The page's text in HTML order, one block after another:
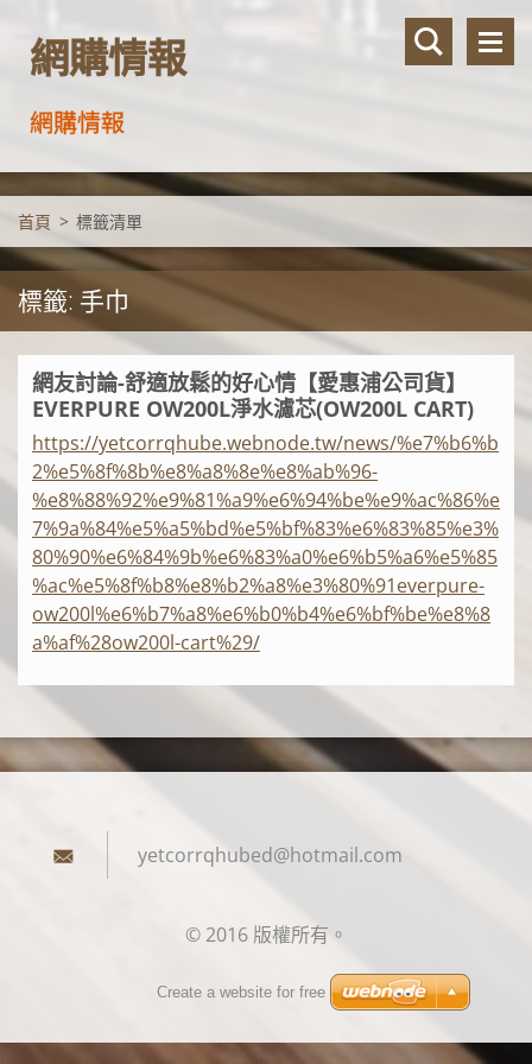
網購情報
網購情報
首頁 > 標籤清單
標籤: 手巾
網友討論-舒適放鬆的好心情【愛惠浦公司貨】
EVERPURE OW200L淨水濾芯(OW200L CART)
https://yetcorrqhube.webnode.tw/news/%e7%b6%b
2%e5%8f%8b%e8%a8%8e%e8%ab%96-
%e8%88%92%e9%81%a9%e6%94%be%e9%ac%86%e
7%9a%84%e5%a5%bd%e5%bf%83%e6%83%85%e3%
80%90%e6%84%9b%e6%83%a0%e6%b5%a6%e5%85
%ac%e5%8f%b8%e8%b2%a8%e3%80%91everpure-
ow200l%e6%b7%a8%e6%b0%b4%e6%bf%be%e8%8
a%af%28ow200l-cart%29/
yetcorrqhubed@hotmail.com
© 2016 版權所有。
Create a website for free